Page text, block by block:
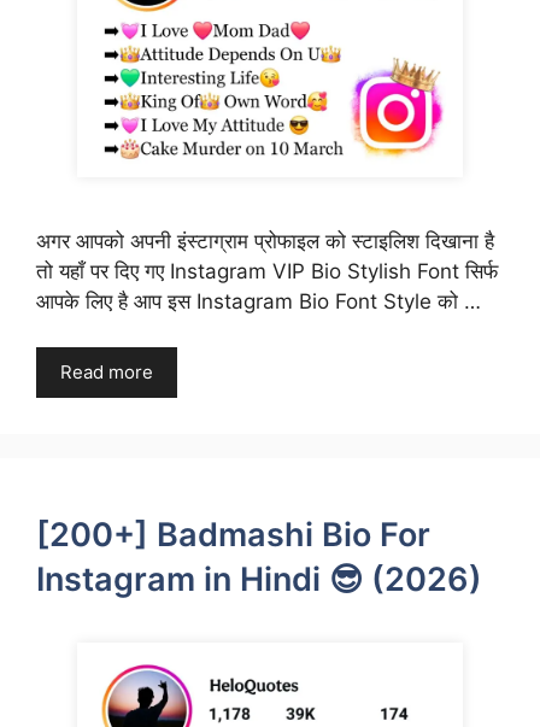
अगर आपको अपनी इंस्टाग्राम प्रोफाइल को स्टाइलिश दिखाना है
तो यहाँ पर दिए गए Instagram VIP Bio Stylish Font सिर्फ
आपके लिए है आप इस Instagram Bio Font Style को …
Read more
[200+] Badmashi Bio For
Instagram in Hindi 😎 (2026)